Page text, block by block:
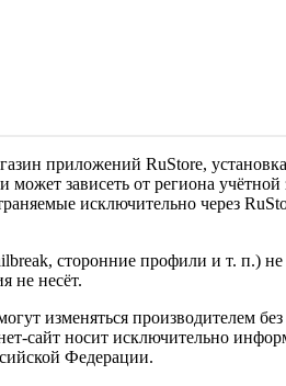
приложений RuStore,
может зависеть от региона
исключительно через
сторонние профили и т. п.)
не несёт.
изменяться производителем
сайт носит исключительно
Федерации.